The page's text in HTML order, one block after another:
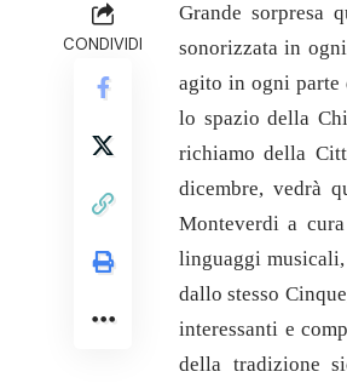
CONDIVIDI
Grande sorpresa
sonorizzata in
agito in ogni parte
lo spazio della
richiamo della
dicembre, vedrà
Monteverdi a
linguaggi
dallo stesso
interessanti e
della tradizione